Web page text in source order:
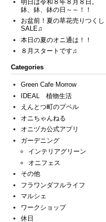
明日は令和８年８月８日。
鉢、鉢、鉢の日～～！！
お盆前！夏の草花売りつくし
SALE♫
本日の夏のオニ通は！！
８月スタートです♫
Categories
Green Cafe Morrow
IDEAL 植物生活
えんとつ町のプペル
オニちゃんねる
オニヅカ公式アプリ
ガーデニング
インテリアグリーン
オニフェス
その他
フラワンダフルライフ
マルシェ
ワークショップ
休日